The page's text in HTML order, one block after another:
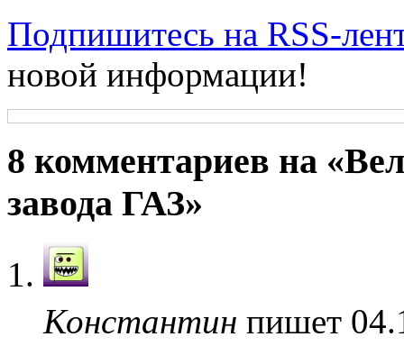
Подпишитесь на RSS-
новой информации!
8 комментариев на
завода ГАЗ»
Константин пишет